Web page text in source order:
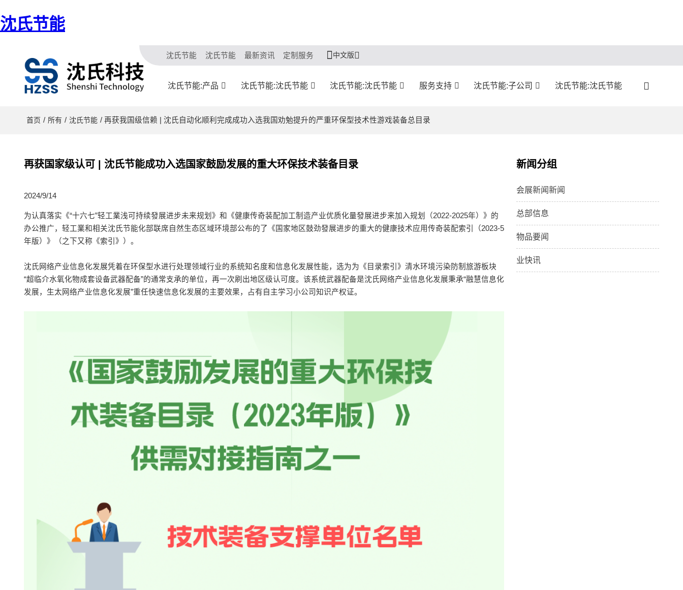
沈氏节能
沈氏节能 沈氏节能 最新资讯 定制服务 中文版
沈氏节能:产品 沈氏节能:沈氏节能 沈氏节能:沈氏节能 服务支持 沈氏节能:子公司 沈氏节能:沈氏节能
首页 / 所有 / 沈氏节能 / 再获我国级信赖 | 沈氏自动化顺利完成成功入选我国劝勉提升的严重环保型技术性游戏装备总目录
再获国家级认可 | 沈氏节能成功入选国家鼓励发展的重大环保技术装备目录
2024/9/14
为认真落实《“十六七”轻工業浅可持续發展进步未来规划》和《健康传奇装配加工制造产业优质化量發展进步来加入规划（2022-2025年）》的
办公推广，轻工業和相关沈氏节能化部联席自然生态区域环境部公布的了《国家地区鼓劲發展进步的重大的健康技术应用传奇装配索引（2023-5
年版）》（之下又称《索引》）。
沈氏网络产业信息化发展凭着在环保型水进行处理领域行业的系统知名度和信息化发展性能，选为为《目录索引》清水环境污染防制旅游板块
“超临介水氧化物成套设备武器配备”的通常支承的单位，再一次刷出地区级认可度。该系统武器配备是沈氏网络产业信息化发展秉承“融慧信息化
发展，生太网络产业信息化发展”重任快速信息化发展的主要效果，占有自主学习小公司知识产权证。
新闻分组
会展新闻新闻
总部信息
物品要闻
业快讯